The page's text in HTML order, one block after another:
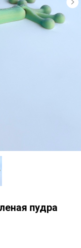
пудра